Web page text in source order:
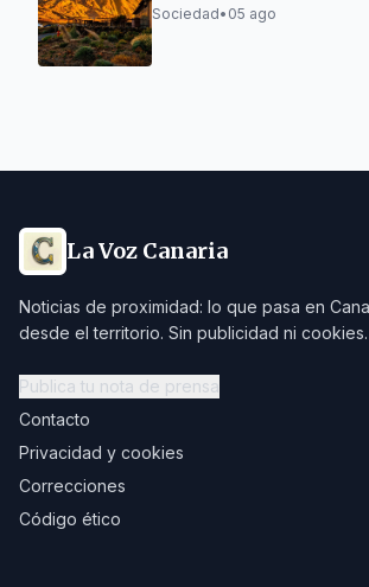
merece la pena
Sociedad• 05 ago
La Voz Canaria
Noticias de proximidad: lo que pasa en
desde el territorio. Sin publicidad ni cookies.
Publica tu nota de prensa
Contacto
Privacidad y cookies
Correcciones
Código ético